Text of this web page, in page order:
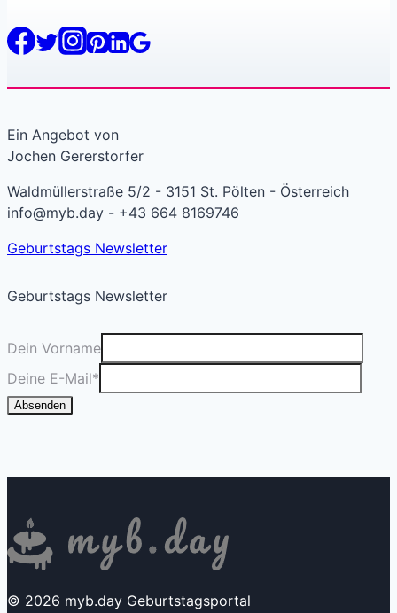
Ein Angebot von
Jochen Gererstorfer
Waldmüllerstraße 5/2 - 3151 St. Pölten - Österreich
info@myb.day - +43 664 8169746
Geburtstags Newsletter
Geburtstags Newsletter
Dein Vorname
Deine E-Mail*
Absenden
© 2026 myb.day Geburtstagsportal